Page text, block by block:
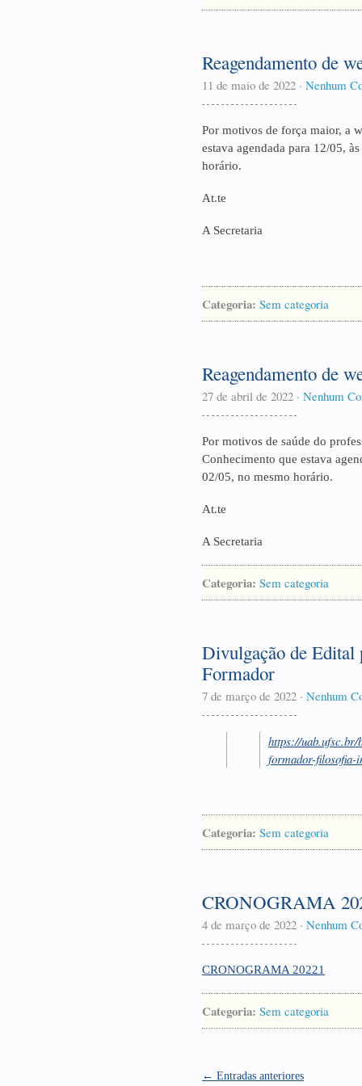
Reagendamento de
11 de maio de 2022 · Nenhum
Por motivos de força maior, a
estava agendada para 12/05,
horário.
At.te
A Secretaria
Categoria: Sem categoria
Reagendamento de
27 de abril de 2022 · Nenhum
Por motivos de saúde do
Conhecimento que estava
02/05, no mesmo horário.
At.te
A Secretaria
Categoria: Sem categoria
Divulgação de Edital
Formador
7 de março de 2022 · Nenhum
https://uab.ufsc.br/
formador-filosofia-
Categoria: Sem categoria
CRONOGRAMA
4 de março de 2022 · Nenhum
CRONOGRAMA 20221
Categoria: Sem categoria
← Entradas anteriores